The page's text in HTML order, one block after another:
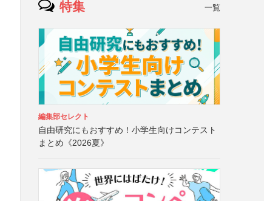
特集 一覧
編集部セレクト
自由研究にもおすすめ！小学生向けコンテスト
まとめ《2026夏》